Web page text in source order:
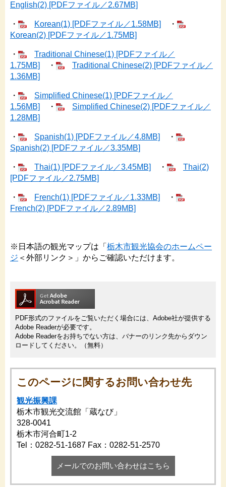
English(2) [PDFファイル／2.67MB]
・ Korean(1) [PDFファイル／1.58MB]
・
Korean(2) [PDFファイル／1.75MB]
・
Traditional Chinese(1) [PDFファイル／
1.75MB]
・
Traditional Chinese(2) [PDFファイル／
1.36MB]
・
Simplified Chinese(1) [PDFファイル／
1.56MB]
・
Simplified Chinese(2) [PDFファイル／
1.28MB]
・ Spanish(1) [PDFファイル／4.8MB]
・
Spanish(2) [PDFファイル／3.35MB]
・ Thai(1) [PDFファイル／3.45MB] ・
Thai(2)
[PDFファイル／2.75MB]
・ French(1) [PDFファイル／1.33MB]
・
French(2) [PDFファイル／2.89MB]
※日本語の観光マップは「 栃木市観光協会のホームペー
ジ ＜外部リンク＞ 」からご確認いただけます。
PDF形式のファイルをご覧いただく場合には、Adobe社が提供する
Adobe Readerが必要です。
Adobe Readerをお持ちでない方は、バナーのリンク先からダウン
ロードしてください。（無料）
このページに関するお問い合わせ先
観光振興課
栃木市観光交流館「蔵なび」
328-0041
栃木市河合町1-2
Tel：0282-51-1687 Fax：0282-51-2570
メールでのお問い合わせはこちら